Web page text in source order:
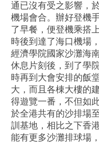
通已沒有受之影響，
機場會合。辦好登機
了早餐，便登機乘搭
時後到達了海口機場
經濟學院國家沙灘海
休息片刻後，到了學
時再到大會安排的飯
大，而且各棟大樓的
得遊覽一番，不但如
於全港共有的沙排場
訓基地，相比之下香
能有更多沙灘排球場